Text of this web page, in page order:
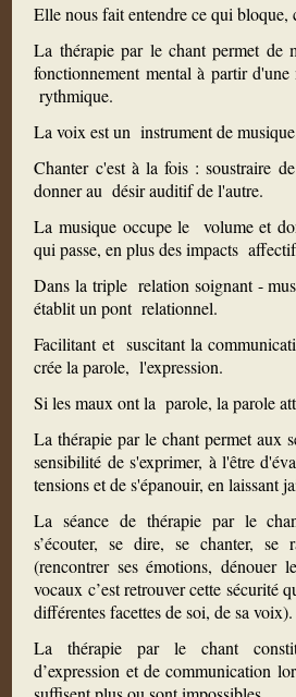
Elle nous fait entendre ce qui bloque,
La thérapie par le chant permet
fonctionnement mental à partir
rythmique.
La voix est un instrument de
Chanter c'est à la fois : soustraire
donner au désir auditif de l'autre.
La musique occupe le volume et
qui passe, en plus des impacts
Dans la triple relation soignant -
établit un pont relationnel.
Facilitant et suscitant la
crée la parole, l'expression.
Si les maux ont la parole, la parole
La thérapie par le chant permet aux
sensibilité de s'exprimer, à l'être
tensions et de s'épanouir, en laissant
La séance de thérapie par le
s’écouter, se dire, se chanter, se
(rencontrer ses émotions, dénouer
vocaux c’est retrouver cette sécurité
différentes facettes de soi, de sa voix).
La thérapie par le chant
d’expression et de communication